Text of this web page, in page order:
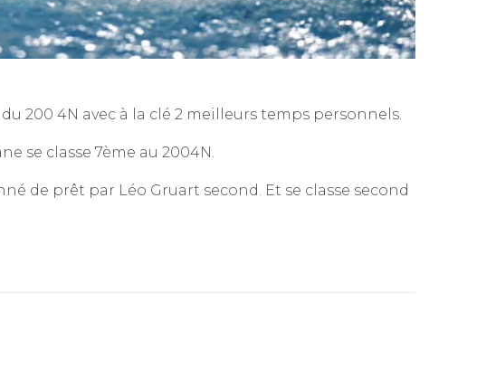
200 4N avec à la clé 2 meilleurs temps personnels.
se classe 7ème au 2004N.
de prêt par Léo Gruart second. Et se classe second